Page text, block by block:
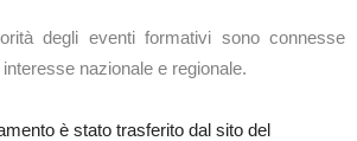
degli eventi formativi sono connesse
nazionale e regionale.
è stato trasferito dal sito del